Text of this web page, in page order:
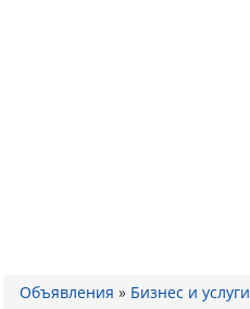
Объявления » Бизнес и услуги